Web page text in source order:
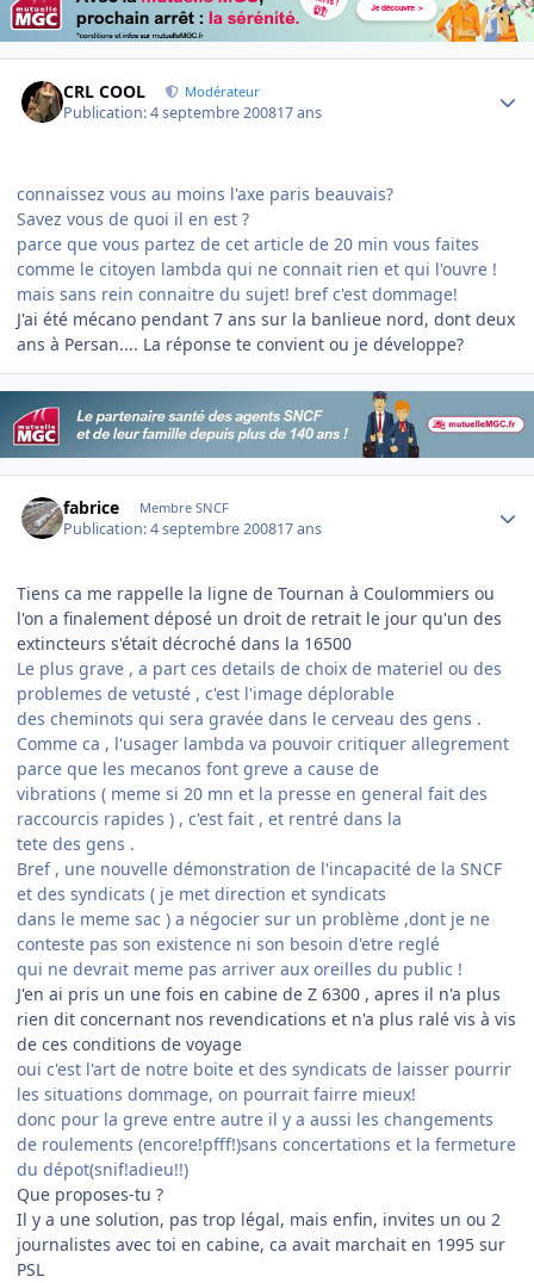
CRL COOL Modérateur
Publication:4 septembre 200817 ans
connaissez vous au moins l'axe paris beauvais?
Savez vous de quoi il en est ?
parce que vous partez de cet article de 20 min vous faites
comme le citoyen lambda qui ne connait rien et qui l'ouvre !
mais sans rein connaitre du sujet! bref c'est dommage!
J'ai été mécano pendant 7 ans sur la banlieue nord, dont deux
ans à Persan.... La réponse te convient ou je développe?
fabrice Membre SNCF
Publication:4 septembre 200817 ans
Tiens ca me rappelle la ligne de Tournan à Coulommiers ou
l'on a finalement déposé un droit de retrait le jour qu'un des
extincteurs s'était décroché dans la 16500
Le plus grave , a part ces details de choix de materiel ou des
problemes de vetusté , c'est l'image déplorable
des cheminots qui sera gravée dans le cerveau des gens .
Comme ca , l'usager lambda va pouvoir critiquer allegrement
parce que les mecanos font greve a cause de
vibrations ( meme si 20 mn et la presse en general fait des
raccourcis rapides ) , c'est fait , et rentré dans la
tete des gens .
Bref , une nouvelle démonstration de l'incapacité de la SNCF
et des syndicats ( je met direction et syndicats
dans le meme sac ) a négocier sur un problème ,dont je ne
conteste pas son existence ni son besoin d'etre reglé
qui ne devrait meme pas arriver aux oreilles du public !
J'en ai pris un une fois en cabine de Z 6300 , apres il n'a plus
rien dit concernant nos revendications et n'a plus ralé vis à vis
de ces conditions de voyage
oui c'est l'art de notre boite et des syndicats de laisser pourrir
les situations dommage, on pourrait fairre mieux!
donc pour la greve entre autre il y a aussi les changements
de roulements (encore!pfff!)sans concertations et la fermeture
du dépot(snif!adieu!!)
Que proposes-tu ?
Il y a une solution, pas trop légal, mais enfin, invites un ou 2
journalistes avec toi en cabine, ca avait marchait en 1995 sur
PSL